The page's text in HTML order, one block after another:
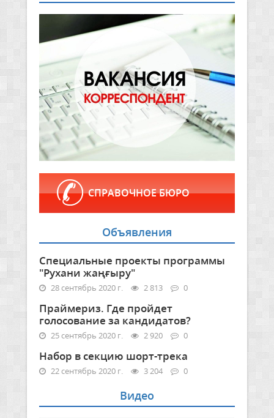
СПРАВОЧНОЕ БЮРО
Объявления
Специальные проекты программы
"Рухани жаңғыру"
28 сентябрь 2020 г. 2 813 0
Праймериз. Где пройдет
голосование за кандидатов?
25 сентябрь 2020 г. 2 920 0
Набор в секцию шорт-трека
22 сентябрь 2020 г. 3 204 0
Видео